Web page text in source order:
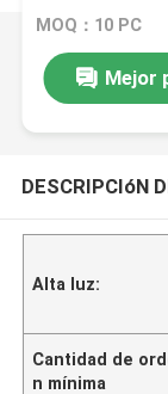
MOQ：10 PC
Mejor
DESCRIPCIóN
Alta luz:
Cantidad de
n mínima